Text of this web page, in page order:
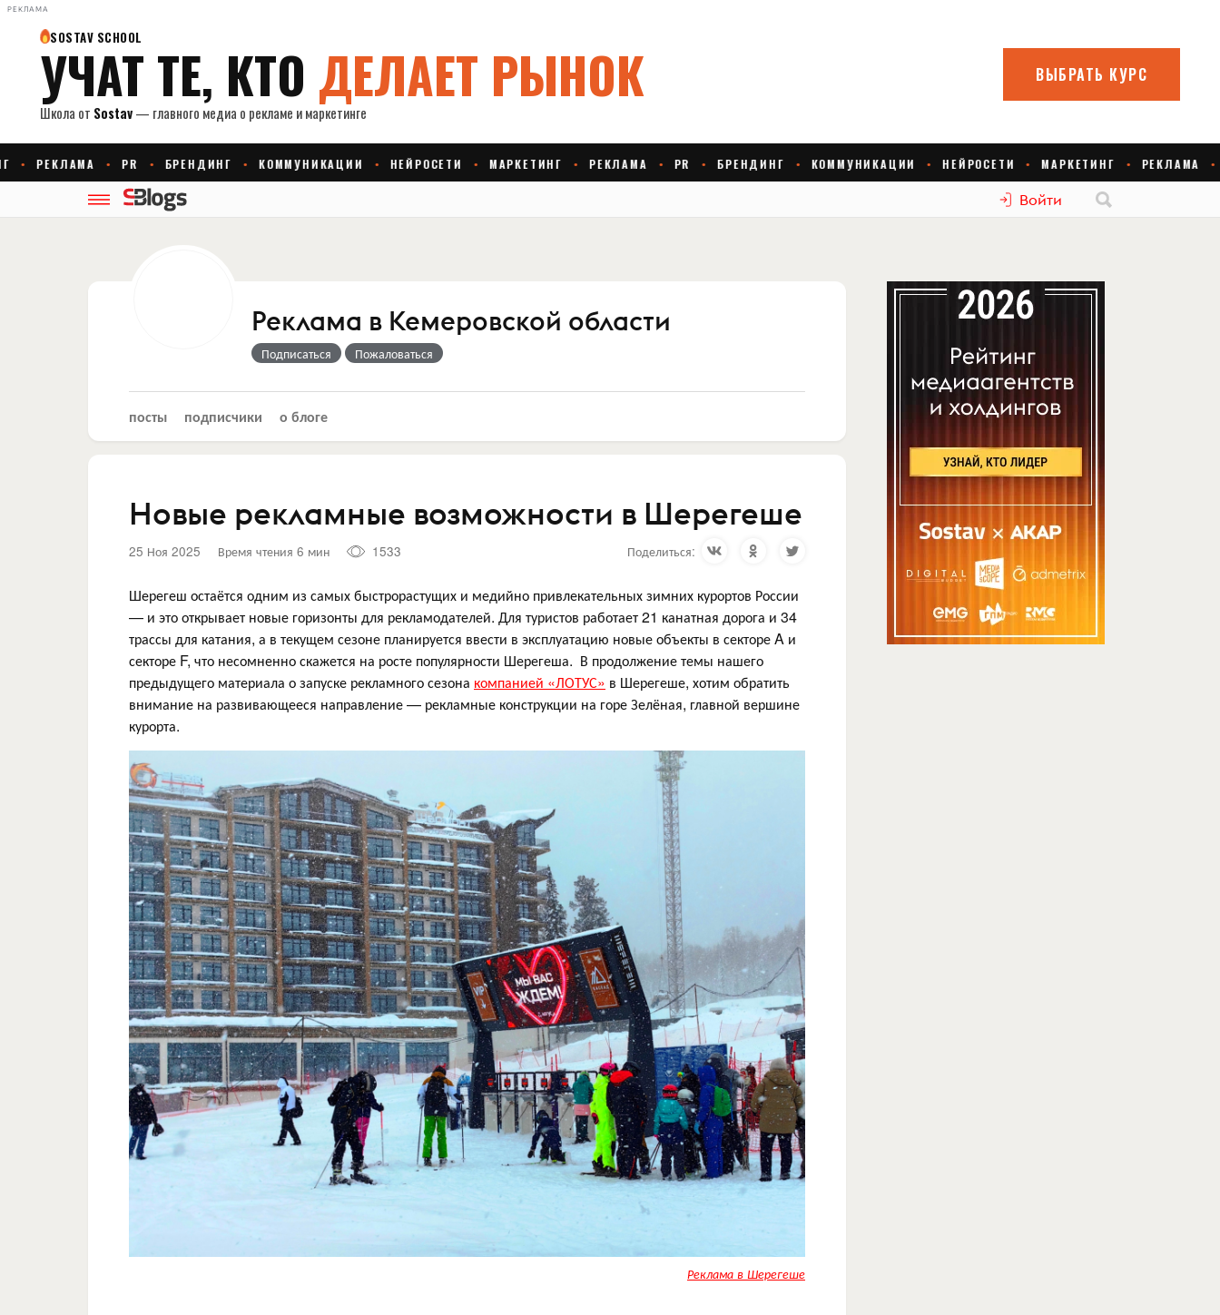
РЕКЛАМА
Войти
Реклама в Кемеровской области
Подписаться Пожаловаться
посты подписчики о блоге
Новые рекламные возможности в Шерегеше
25 Ноя 2025 Время чтения 6 мин 1533 Поделиться:
Шерегеш остаётся одним из самых быстрорастущих и медийно привлекательных зимних курортов России
— и это открывает новые горизонты для рекламодателей. Для туристов работает 21 канатная дорога и 34
трассы для катания, а в текущем сезоне планируется ввести в эксплуатацию новые объекты в секторе A и
секторе F, что несомненно скажется на росте популярности Шерегеша. В продолжение темы нашего
предыдущего материала о запуске рекламного сезона компанией «ЛОТУС» в Шерегеше, хотим обратить
внимание на развивающееся направление — рекламные конструкции на горе Зелёная, главной вершине
курорта.
Реклама в Шерегеше